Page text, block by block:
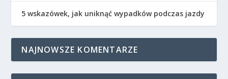
5 wskazówek, jak uniknąć wypadków podczas jazdy
NAJNOWSZE KOMENTARZE